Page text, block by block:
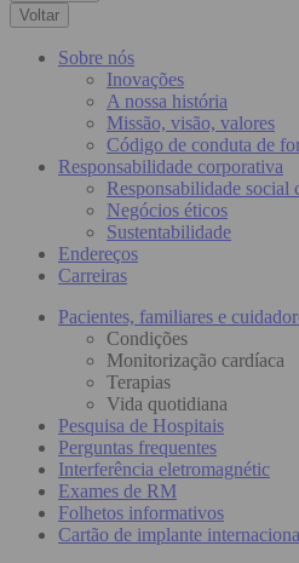
Voltar
Sobre nós
Inovações
A nossa história
Missão, visão, valores
Código de conduta de
Responsabilidade corporativa
Responsabilidade social
Negócios éticos
Sustentabilidade
Endereços
Carreiras
Pacientes, familiares e
Condições
Monitorização cardíaca
Terapias
Vida quotidiana
Pesquisa de Hospitais
Perguntas frequentes
Interferência eletromagnétic
Exames de RM
Folhetos informativos
Cartão de implante